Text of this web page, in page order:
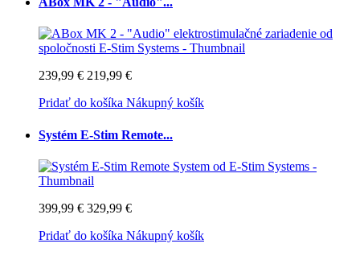
239,99 € 219,99 €
Pridať do košíka Nákupný košík
Systém E-Stim Remote...
399,99 € 329,99 €
Pridať do košíka Nákupný košík